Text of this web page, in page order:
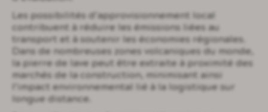
Les possibilités d’approvisionnement local
contribuent à réduire les émissions liées au
transport et à soutenir les économies régionales.
Dans de nombreuses zones volcaniques du monde,
la pierre de lave peut être extraite à proximité des
marchés de la construction, minimisant ainsi
l’impact environnemental lié à la logistique sur
longue distance.